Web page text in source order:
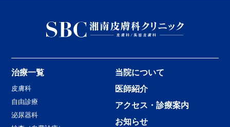
治療一覧
皮膚科
自由診療
泌尿器科
当院について
医師紹介
アクセス・診療案内
お知らせ